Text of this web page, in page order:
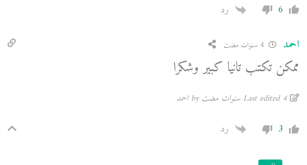
6 رد
احمد
ممكن تكتب تانيا كبير وشكرا
Last edited 4 سنوات مضت by احمد
3 رد